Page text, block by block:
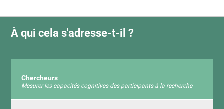
À qui cela s'adresse-t-il ?
Chercheurs
Mesurer les capacités cognitives des participants à la recherche